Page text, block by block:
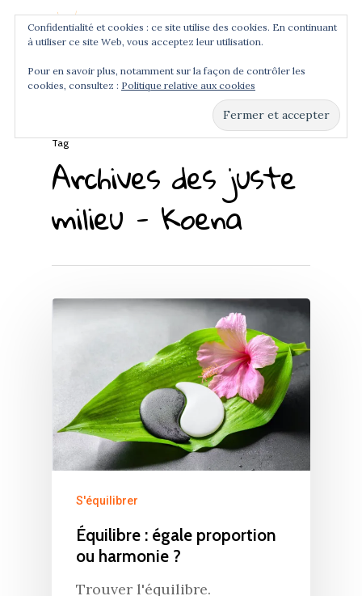
Hit enter to search or ESC to close
Tag
Archives des juste
milieu - Koena
S'équilibrer
Équilibre : égale proportion
ou harmonie ?
Trouver l'équilibre.
Confidentialité et cookies : ce site utilise des cookies. En continuant
à utiliser ce site Web, vous acceptez leur utilisation.
Pour en savoir plus, notamment sur la façon de contrôler les
cookies, consultez : Politique relative aux cookies